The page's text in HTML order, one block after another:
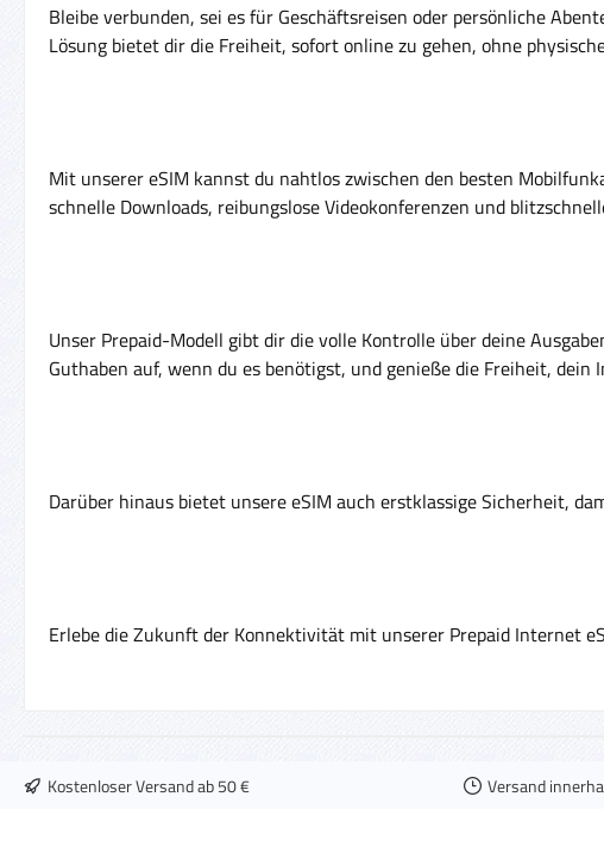
Bleibe verbunden, sei es für Geschäftsreisen oder persönliche
Lösung bietet dir die Freiheit, sofort online zu gehen, ohne
Mit unserer eSIM kannst du nahtlos zwischen den besten
schnelle Downloads, reibungslose Videokonferenzen und
Unser Prepaid-Modell gibt dir die volle Kontrolle über deine
Guthaben auf, wenn du es benötigst, und genieße die Freiheit,
Darüber hinaus bietet unsere eSIM auch erstklassige Sicherheit,
Erlebe die Zukunft der Konnektivität mit unserer Prepaid Internet
Kostenloser Versand ab 50 € Versand